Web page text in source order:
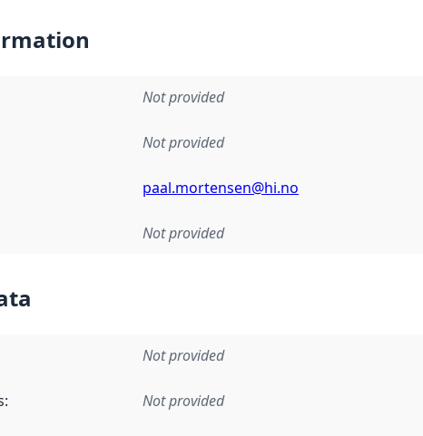
Not provided
Not provided
paal.mortensen@hi.no
Not provided
Not provided
: Not provided